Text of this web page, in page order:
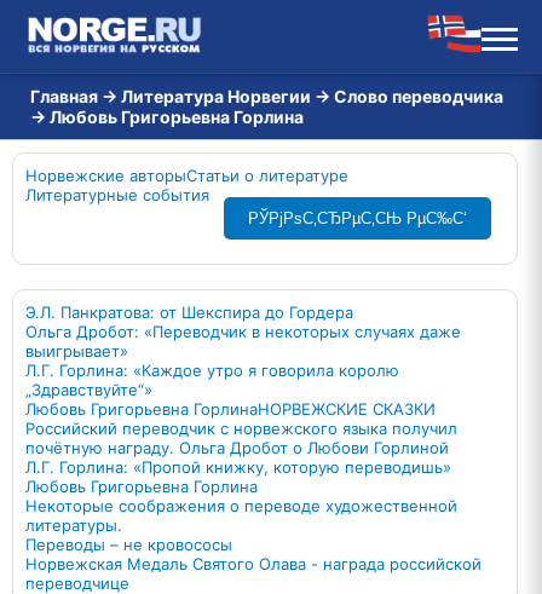
Главная → Литература Норвегии → Слово переводчика
→ Любовь Григорьевна Горлина
Норвежские авторыСтатьи о литературе
Литературные события
РЎРјРѕС‚СЂРµС‚СЊ РµС‰С‘
Э.Л. Панкратова: от Шекспира до Гордера
Ольга Дробот: «Переводчик в некоторых случаях даже
выигрывает»
Л.Г. Горлина: «Каждое утро я говорила королю
„Здравствуйте“»
Любовь Григорьевна ГорлинаНОРВЕЖСКИЕ СКАЗКИ
Российский переводчик с норвежского языка получил
почётную награду. Ольга Дробот о Любови Горлиной
Л.Г. Горлина: «Пропой книжку, которую переводишь»
Любовь Григорьевна Горлина
Некоторые соображения о переводе художественной
литературы.
Переводы – не кровососы
Норвежская Медаль Святого Олава - награда российской
переводчице